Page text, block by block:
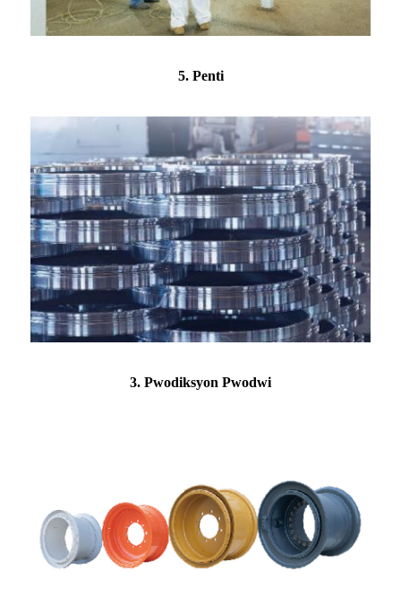
5. Penti
3. Pwodiksyon Pwodwi